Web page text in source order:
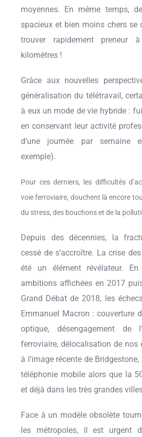
moyennes. En même temps,
spacieux et bien moins chers se
trouver rapidement preneur
kilomètres !
Grâce aux nouvelles
généralisation du télétravail,
à eux un mode de vie hybride :
en conservant leur activité
d’une journée par semaine
exemple).
Pour ces derniers, les difficultés
voie ferroviaire, douchent là encore
du stress, des bouchons et de la
Depuis des décennies, la
cessé de s’accroître. La crise
été un élément révélateur.
ambitions affichées en 2017
Grand Débat de 2018, les
Emmanuel Macron : couverture
optique, désengagement de
ferroviaire, délocalisation de nos
à l’image récente de
téléphonie mobile alors que la
et déjà dans les très grandes
Face à un modèle obsolète
les métropoles, il est urgent